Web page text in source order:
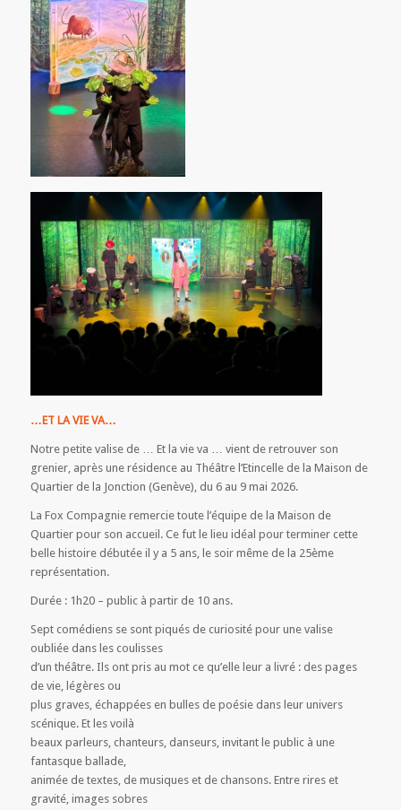
…ET LA VIE VA…
Notre petite valise de … Et la vie va … vient de retrouver son
grenier, après une résidence au Théâtre l’Etincelle de la Maison de
Quartier de la Jonction (Genève), du 6 au 9 mai 2026.
La Fox Compagnie remercie toute l’équipe de la Maison de
Quartier pour son accueil. Ce fut le lieu idéal pour terminer cette
belle histoire débutée il y a 5 ans, le soir même de la 25ème
représentation.
Durée : 1h20 – public à partir de 10 ans.
Sept comédiens se sont piqués de curiosité pour une valise
oubliée dans les coulisses
d’un théâtre. Ils ont pris au mot ce qu’elle leur a livré : des pages
de vie, légères ou
plus graves, échappées en bulles de poésie dans leur univers
scénique. Et les voilà
beaux parleurs, chanteurs, danseurs, invitant le public à une
fantasque ballade,
animée de textes, de musiques et de chansons. Entre rires et
gravité, images sobres